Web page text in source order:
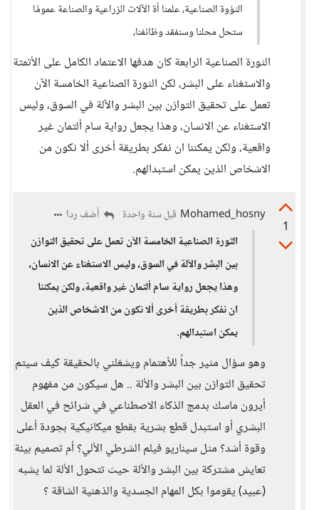
الثؤوة الصناعية، علمنا أة الآلات الزراعية والصناعة عمومًا
ستحل محلنا وسنفقد وظائفنا،
الثورة الصناعية الرابعة كان هدفها الاعتماد الكامل على الأتمتة
والاستغناء على البشر، لكن الثورة الصناعية الخامسة الآن
تعمل على تحقيق التوازن بين البشر والآلة في السوق، وليس
الاستغناء عن الانسان، وهذا يجعل رواية سام ألتمان غير
واقعية، ولكن يمكننا ان نفكر بطريقة أخرى ألا نكون من
الاشخاص الذين يمكن استبدالهم.
1
Mohamed_hosny قبل سنة واحدة
أضف ردا
الثورة الصناعية الخامسة الآن تعمل على تحقيق التوازن
بين البشر والآلة في السوق، وليس الاستغناء عن الانسان،
وهذا يجعل رواية سام ألتمان غير واقعية، ولكن يمكننا
ان نفكر بطريقة أخرى ألا نكون من الاشخاص الذين
يمكن استبدالهم.
وهو سؤال مثير جداً للأهتمام ويشغلني بالحقيقة كيف سيتم
تحقيق التوازن بين البشر والألة .. هل سيكون من مفهوم
أيرون ماسك بدمج الذكاء الاصطناعي في شرائح في العقل
البشري أو استبدل قطع بشرية بقطع ميكانيكية بجودة أعلى
وقوة أشد؟ مثل سيناريو فيلم الشرطي الألي؟ أم تصميم بيئة
تعايش مشتركة بين البشر والألة حيث تتحول الألة لما يشبه
(عبيد) يقوموا بكل المهام الجسدية والذهنية الشاقة ؟